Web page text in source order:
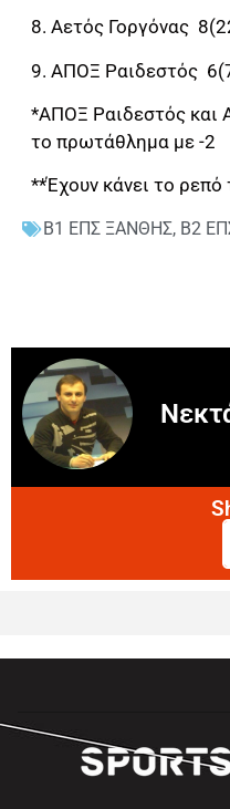
8. Αετός Γοργόνας
9. ΑΠΟΞ Ραιδεστός
*ΑΠΟΞ Ραιδεστός και
το πρωτάθλημα με -2
**Έχουν κάνει το ρεπό
Β1 ΕΠΣ ΞΑΝΘΗΣ, Β2